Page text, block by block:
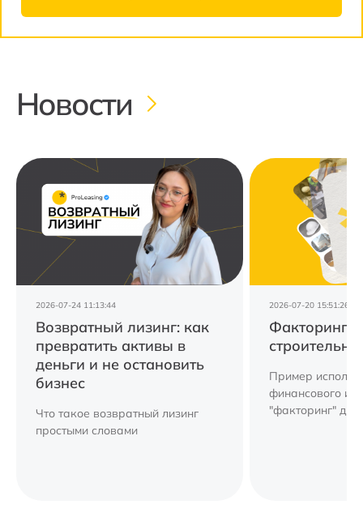
Новости
2026-07-24 11:13:44
Возвратный лизинг: как
превратить активы в
деньги и не остановить
бизнес
Что такое возвратный лизинг
простыми словами
2026-07-20 15:51:26
Факторинг
Пример
финансового
"факторинг" для